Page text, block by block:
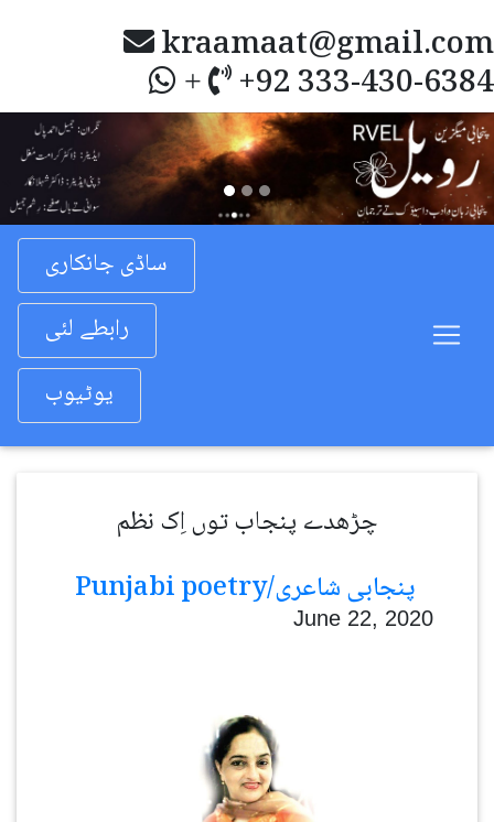
kraamaat@gmail.com
+ +92 333-430-6384
Previous
ساڈی جانکاری
رابطے لئی
یوٹیوب
چڑھدے پنجاب توں اِک نظم
Punjabi poetry/پنجابی شاعری
June 22, 2020